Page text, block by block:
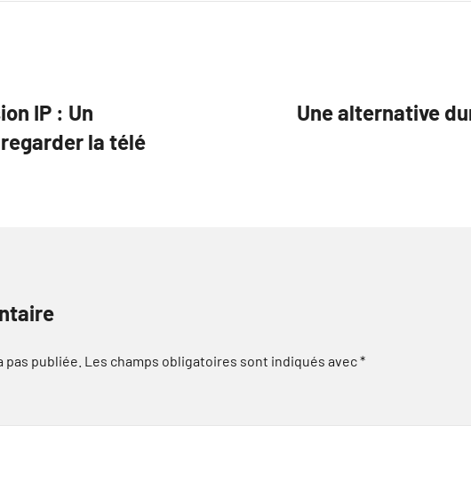
IP : Un
la télé
Une alternative
publiée. Les champs obligatoires sont indiqués avec*